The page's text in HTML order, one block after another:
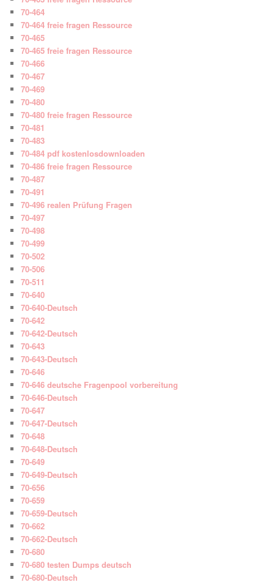
70-464
70-464 freie fragen Ressource
70-465
70-465 freie fragen Ressource
70-466
70-467
70-469
70-480
70-480 freie fragen Ressource
70-481
70-483
70-484 pdf kostenlosdownloaden
70-486 freie fragen Ressource
70-487
70-491
70-496 realen Prüfung Fragen
70-497
70-498
70-499
70-502
70-506
70-511
70-640
70-640-Deutsch
70-642
70-642-Deutsch
70-643
70-643-Deutsch
70-646
70-646 deutsche Fragenpool vorbereitung
70-646-Deutsch
70-647
70-647-Deutsch
70-648
70-648-Deutsch
70-649
70-649-Deutsch
70-656
70-659
70-659-Deutsch
70-662
70-662-Deutsch
70-680
70-680 testen Dumps deutsch
70-680-Deutsch